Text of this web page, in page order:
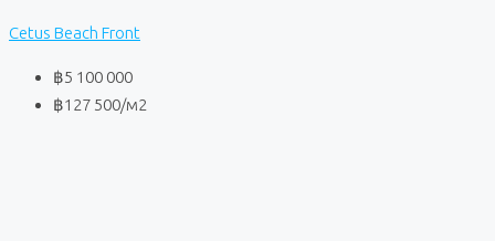
Cetus Beach Front
฿5 100 000
฿127 500/м2